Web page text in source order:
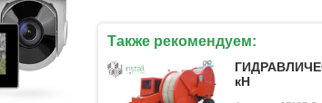
Также рекомендуем:
кН